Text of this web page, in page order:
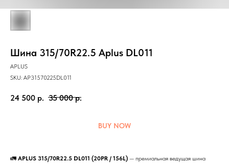
Шина 315/70R22.5 Aplus DL011
APLUS
SKU: AP31570225DL011
24 500 р. 35 000 р.
BUY NOW
🚛 APLUS 315/70R22.5 DL011 (20PR / 156L) — премиальная ведущая шина